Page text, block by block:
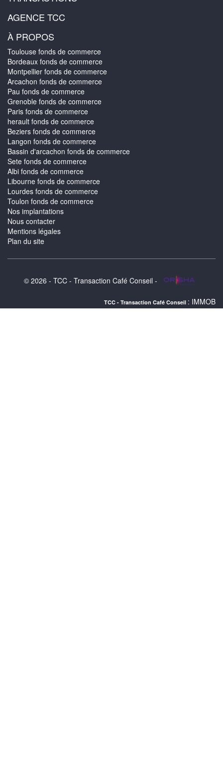
AGENCE TCC
À PROPOS
Toulouse fonds de commerce
Bordeaux fonds de commerce
Montpellier fonds de commerce
Arcachon fonds de commerce
Pau fonds de commerce
Grenoble fonds de commerce
Paris fonds de commerce
herault fonds de commerce
Beziers fonds de commerce
Langon fonds de commerce
Bassin d'arcachon fonds de commerce
Sete fonds de commerce
Albi fonds de commerce
Libourne fonds de commerce
Lourdes fonds de commerce
Toulon fonds de commerce
Nos implantations
Nous contacter
Mentions légales
Plan du site
© 2026 - TCC - Transaction Café Conseil -
TCC - Transaction Café Conseil: IMMOBILIER